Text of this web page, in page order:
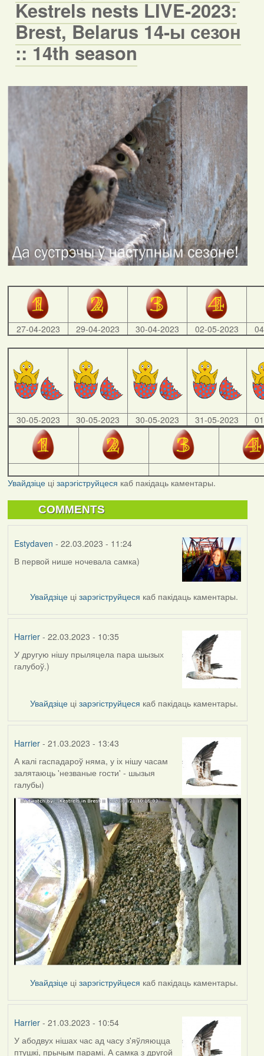
Kestrels nests LIVE-2023:
Brest, Belarus 14-ы сезон
:: 14th season
27-04-2023 29-04-2023 30-04-2023 02-05-2023
30-05-2023 30-05-2023 30-05-2023 31-05-2023
Увайдзіцеці зарэгіструйцеся каб пакідаць каментары.
COMMENTS
Estydaven - 22.03.2023 - 11:24
В первой нише ночевала самка)
Увайдзіце цізарэгіструйцеся каб пакідаць каментары.
Harrier- 22.03.2023 - 10:35
У другую нішу прыляцела пара шызых
галубоў.)
Увайдзіце цізарэгіструйцеся каб пакідаць каментары.
Harrier- 21.03.2023 - 13:43
А калі гаспадароў няма, у іх нішу часам
залятаюць 'незваные гости' - шызыя
галубы)
Увайдзіце цізарэгіструйцеся каб пакідаць каментары.
Harrier- 21.03.2023 - 10:54
У абодвух нішах час ад часу з'яўляюцца
птушкі, прычым парамі. А самка з другой